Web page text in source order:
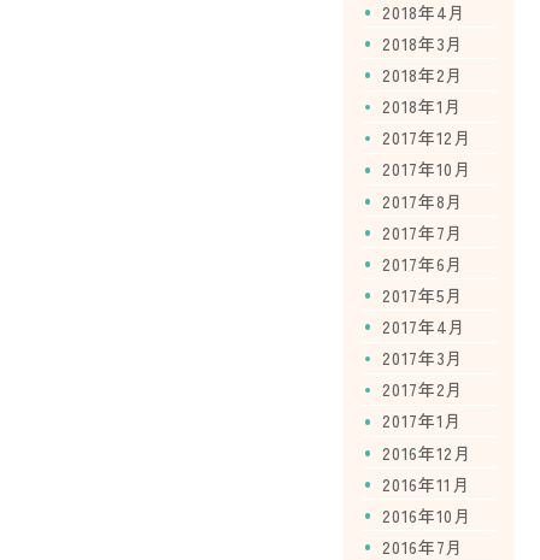
2018年4月
2018年3月
2018年2月
2018年1月
2017年12月
2017年10月
2017年8月
2017年7月
2017年6月
2017年5月
2017年4月
2017年3月
2017年2月
2017年1月
2016年12月
2016年11月
2016年10月
2016年7月